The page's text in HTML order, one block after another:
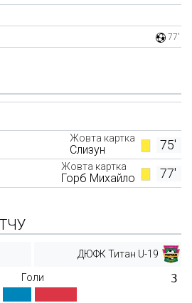
77'
75'
Жовта картка
Слизун
77'
Жовта картка
Горб Михайло
ДЮФК Титан U-19
Голи 3